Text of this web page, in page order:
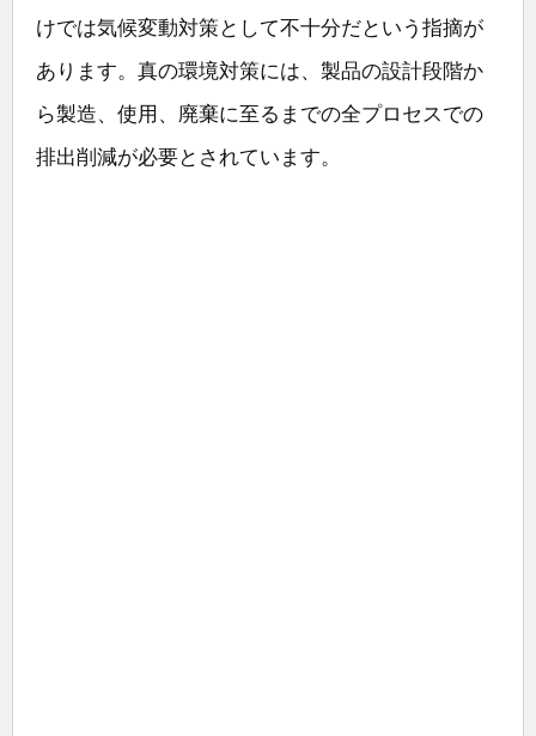
けでは気候変動対策として不十分だという指摘が
あります。真の環境対策には、製品の設計段階か
ら製造、使用、廃棄に至るまでの全プロセスでの
排出削減が必要とされています。